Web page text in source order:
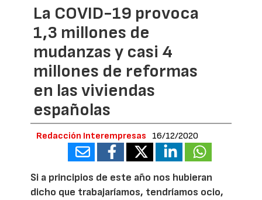
La COVID-19 provoca
1,3 millones de
mudanzas y casi 4
millones de reformas
en las viviendas
españolas
Redacción Interempresas 16/12/2020
Si a principios de este año nos hubieran
dicho que trabajaríamos, tendríamos ocio,